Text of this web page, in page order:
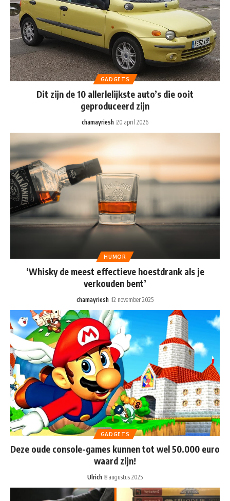
GADGETS
Dit zijn de 10 allerlelijkste auto’s die ooit
geproduceerd zijn
chamayriesh 20 april 2026
HUMOR
‘Whisky de meest effectieve hoestdrank als je
verkouden bent’
chamayriesh 12 november 2025
GADGETS
Deze oude console-games kunnen tot wel 50.000 euro
waard zijn!
Ulrich 8 augustus 2025